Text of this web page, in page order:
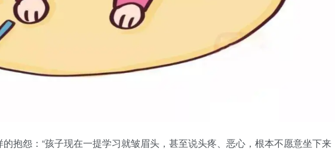
抱怨：“孩子现在一提学习就皱眉头，甚至说头疼、恶心，根本不愿意坐下来